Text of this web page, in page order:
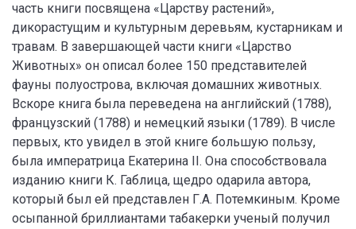
часть книги посвящена «Царству растений»,
дикорастущим и культурным деревьям, кустарникам и
травам. В завершающей части книги «Царство
Животных» он описал более 150 представителей
фауны полуострова, включая домашних животных.
Вскоре книга была переведена на английский (1788),
французский (1788) и немецкий языки (1789). В числе
первых, кто увидел в этой книге большую пользу,
была императрица Екатерина II. Она способствовала
изданию книги К. Габлица, щедро одарила автора,
который был ей представлен Г.А. Потемкиным. Кроме
осыпанной бриллиантами табакерки ученый получил